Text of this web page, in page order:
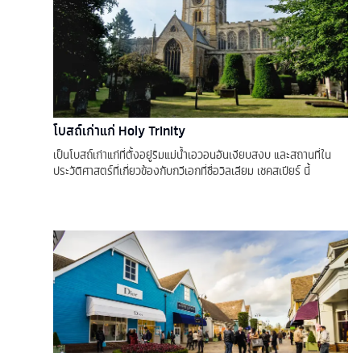
โบสถ์เก่าแก่ Holy Trinity
เป็นโบสถ์เก่าแก่ที่ตั้งอยู่ริมแม่น้ำเอวอนอันเงียบสงบ และสถานที่ใน
ประวัติศาสตร์ที่เกี่ยวข้องกับกวีเอกที่ชื่อวิลเลียม เชคสเปียร์ นี้